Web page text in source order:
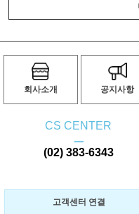
회사소개 공지사항
CS CENTER
ㅡ
(02) 383-6343
고객센터 연결